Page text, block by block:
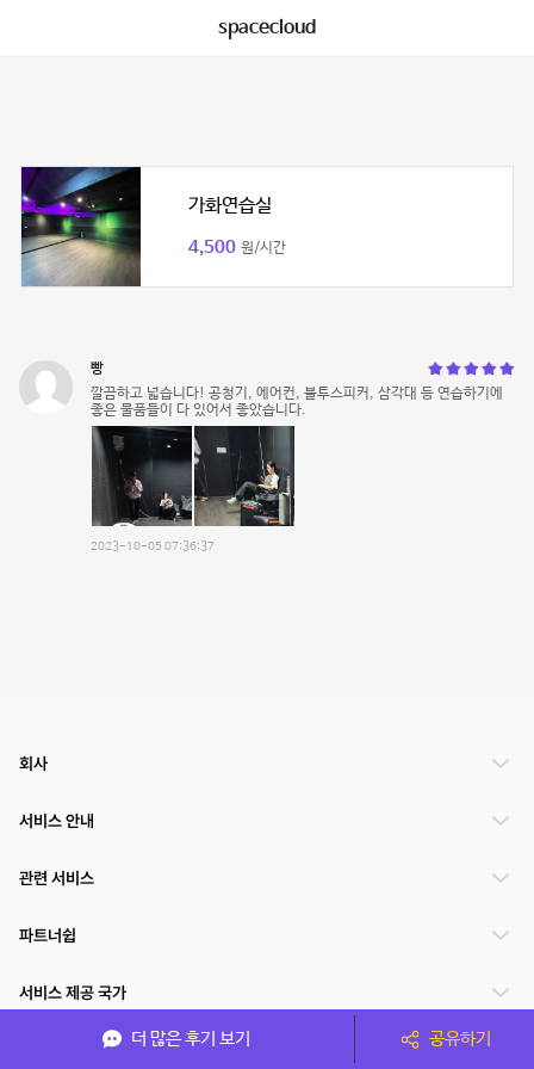
spacecloud
가화연습실
4,500 원/시간
빵
깔끔하고 넓습니다! 공청기, 에어컨, 블투스피커, 삼각대 등 연습하기에
좋은 물품들이 다 있어서 좋았습니다.
2023-10-05 07:36:37
더 많은 후기 보기 공유하기
회사
서비스 안내
관련 서비스
파트너쉽
서비스 제공 국가